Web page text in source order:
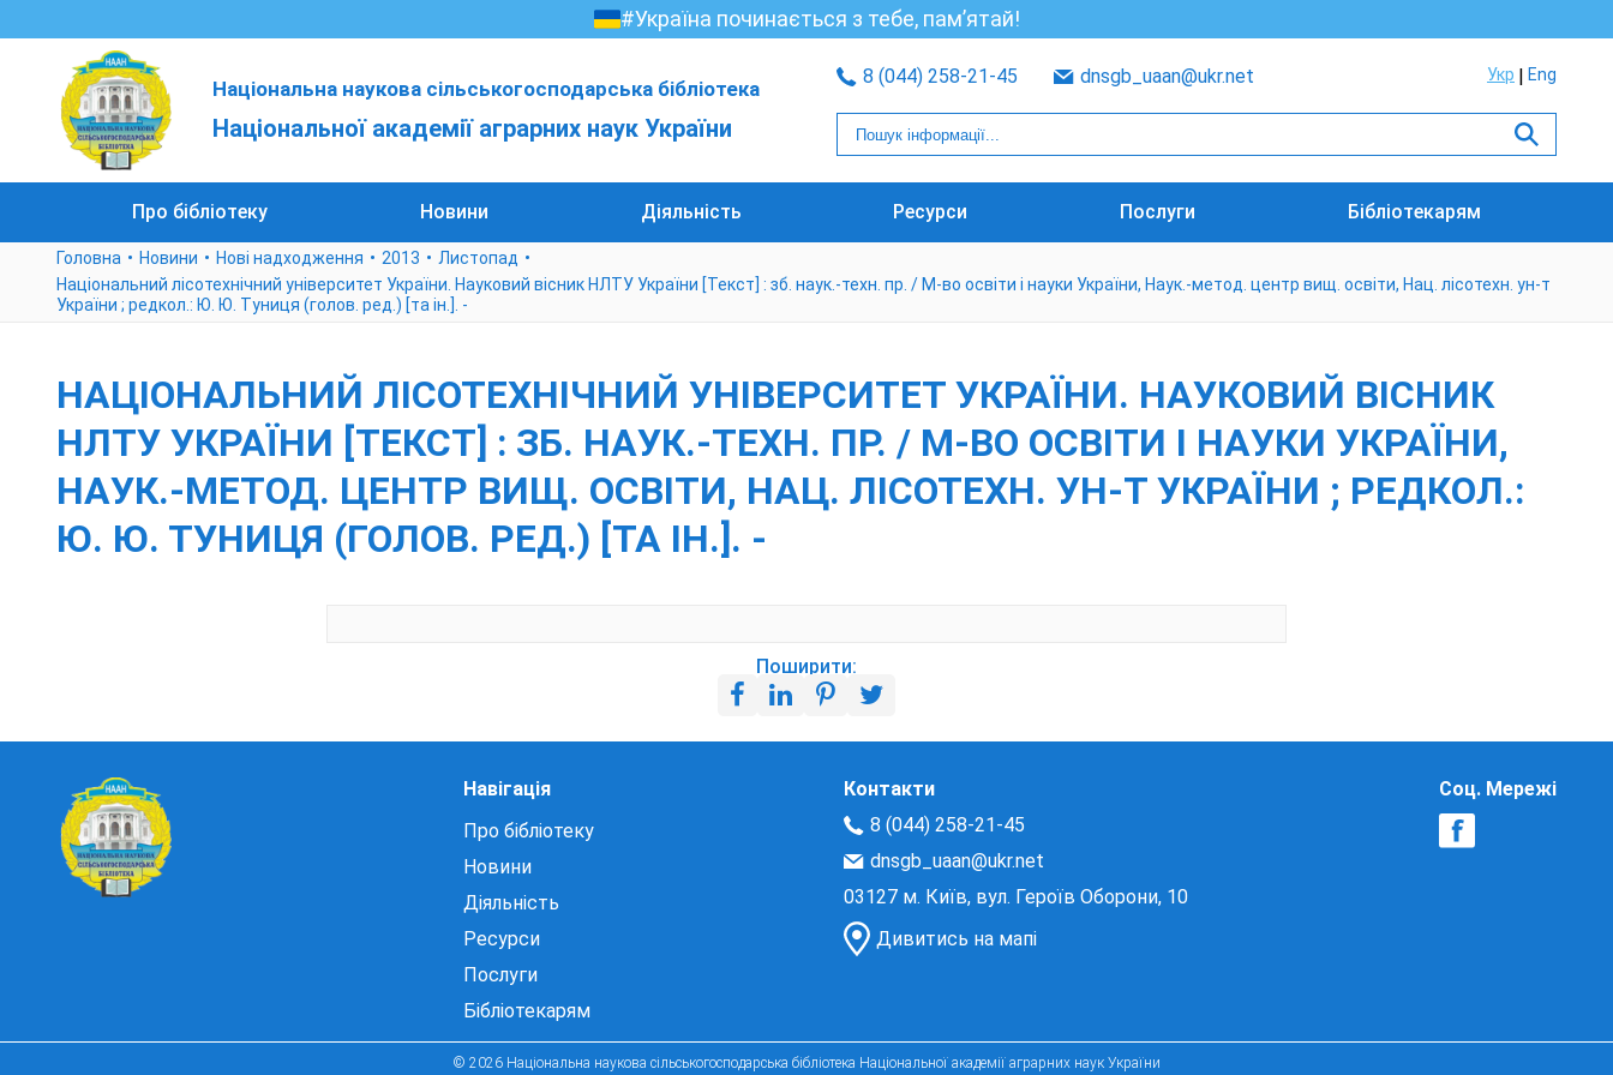
#Україна починається з тебе, пам’ятай!
Національна наукова сільськогосподарська бібліотека
Національної академії аграрних наук України
8 (044) 258-21-45 dnsgb_uaan@ukr.net Укр Eng
Про бібліотеку Новини Діяльність Ресурси Послуги Бібліотекарям
Головна Новини Нові надходження 2013
Листопад
Національний лісотехнічний університет України. Науковий вісник НЛТУ України [Текст] : зб. наук.-техн. пр. / М-во освіти і науки України, Наук.-метод. центр вищ. освіти, Нац. лісотехн. ун-т
України ; редкол.: Ю. Ю. Туниця (голов. ред.) [та ін.]. -
НАЦІОНАЛЬНИЙ ЛІСОТЕХНІЧНИЙ УНІВЕРСИТЕТ УКРАЇНИ. НАУКОВИЙ ВІСНИК
НЛТУ УКРАЇНИ [ТЕКСТ] : ЗБ. НАУК.-ТЕХН. ПР. / М-ВО ОСВІТИ І НАУКИ УКРАЇНИ,
НАУК.-МЕТОД. ЦЕНТР ВИЩ. ОСВІТИ, НАЦ. ЛІСОТЕХН. УН-Т УКРАЇНИ ; РЕДКОЛ.:
Ю. Ю. ТУНИЦЯ (ГОЛОВ. РЕД.) [ТА ІН.]. -
Поширити:
Навігація
Про бібліотеку
Новини
Діяльність
Ресурси
Послуги
Бібліотекарям
Контакти
8 (044) 258-21-45
dnsgb_uaan@ukr.net
03127 м. Київ, вул. Героїв Оборони, 10
Дивитись на мапі
Соц. Мережі
© 2026 Національна наукова сільськогосподарська бібліотека Національної академії аграрних наук України